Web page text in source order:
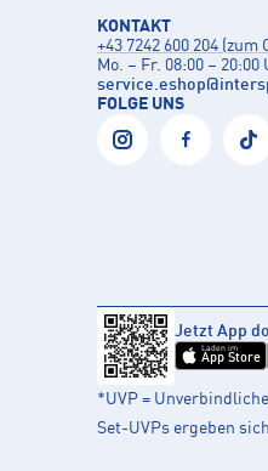
KONTAKT
+43 7242 600 204 (zum
Mo. – Fr. 08:00 – 20:00
service.eshop@
FOLGE UNS
Jetzt App
Laden im
App Store
*UVP =
Set-UVPs ergeben